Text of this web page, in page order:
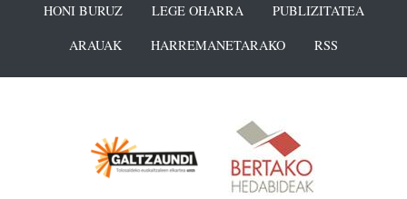
HONI BURUZ LEGE OHARRA
PUBLIZITATEA
ARAUAK
HARREMANETARAKO RSS